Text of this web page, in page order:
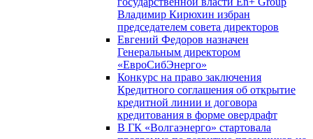
Владимир Кирюхин избран
председателем совета директоров
Евгений Федоров назначен
Генеральным директором
«ЕвроСибЭнерго»
Конкурс на право заключения
Кредитного соглашения об открытие
кредитной линии и договора
кредитования в форме овердрафт
В ГК «Волгаэнерго» стартовала